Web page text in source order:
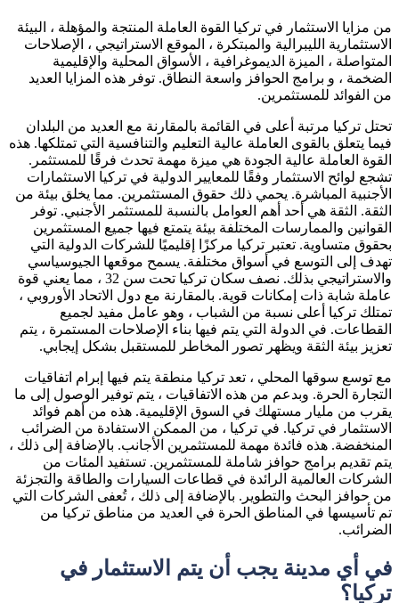
من مزايا الاستثمار في تركيا القوة العاملة المنتجة والمؤهلة ، البيئة
الاستثمارية الليبرالية والمبتكرة ، الموقع الاستراتيجي ، الإصلاحات
المتواصلة ، الميزة الديموغرافية ، الأسواق المحلية والإقليمية
الضخمة ، و برامج الحوافز واسعة النطاق. توفر هذه المزايا العديد
من الفوائد للمستثمرين.
تحتل تركيا مرتبة أعلى في القائمة بالمقارنة مع العديد من البلدان
فيما يتعلق بالقوى العاملة عالية التعليم والتنافسية التي تمتلكها. هذه
القوة العاملة عالية الجودة هي ميزة مهمة تحدث فرقًا للمستثمر.
تشجع لوائح الاستثمار وفقًا للمعايير الدولية في تركيا الاستثمارات
الأجنبية المباشرة. يحمي ذلك حقوق المستثمرين. مما يخلق بيئة من
الثقة. الثقة هي أحد أهم العوامل بالنسبة للمستثمر الأجنبي. توفر
القوانين والممارسات المختلفة بيئة يتمتع فيها جميع المستثمرين
بحقوق متساوية. تعتبر تركيا مركزًا إقليميًا للشركات الدولية التي
تهدف إلى التوسع في أسواق مختلفة. يسمح موقعها الجيوسياسي
والاستراتيجي بذلك. نصف سكان تركيا تحت سن 32 ، مما يعني قوة
عاملة شابة ذات إمكانات قوية. بالمقارنة مع دول الاتحاد الأوروبي ،
تمتلك تركيا أعلى نسبة من الشباب ، وهو عامل مفيد لجميع
القطاعات. في الدولة التي يتم فيها بناء الإصلاحات المستمرة ، يتم
تعزيز بيئة الثقة ويظهر تصور المخاطر للمستقبل بشكل إيجابي.
مع توسع سوقها المحلي ، تعد تركيا منطقة يتم فيها إبرام اتفاقيات
التجارة الحرة. وبدعم من هذه الاتفاقيات ، يتم توفير الوصول إلى ما
يقرب من مليار مستهلك في السوق الإقليمية. هذه من أهم فوائد
الاستثمار في تركيا. في تركيا ، من الممكن الاستفادة من الضرائب
المنخفضة. هذه فائدة مهمة للمستثمرين الأجانب. بالإضافة إلى ذلك ،
يتم تقديم برامج حوافز شاملة للمستثمرين. تستفيد المئات من
الشركات العالمية الرائدة في قطاعات السيارات والطاقة والتجزئة
من حوافز البحث والتطوير. بالإضافة إلى ذلك ، تُعفى الشركات التي
تم تأسيسها في المناطق الحرة في العديد من مناطق تركيا من
الضرائب.
في أي مدينة يجب أن يتم الاستثمار في
تركيا؟